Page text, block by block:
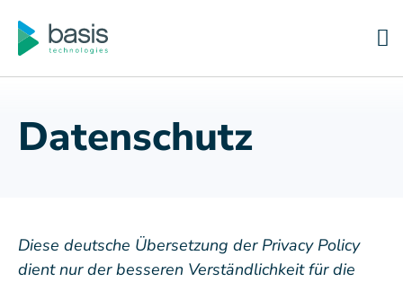
Datenschutz
Diese deutsche Übersetzung der Privacy Policy
dient nur der besseren Verständlichkeit für die